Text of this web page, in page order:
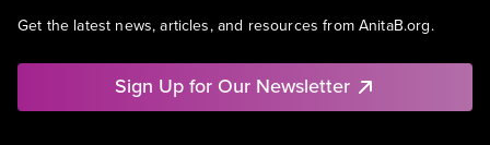
Get the latest news, articles, and resources from AnitaB.org.
Sign Up for Our Newsletter